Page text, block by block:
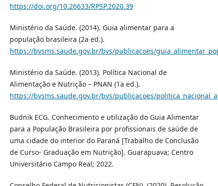
https://doi.org/10.26633/RPSP.2020.39
Ministério da Saúde. (2014). Guia alimentar para a
população brasileira (2a ed.).
https://bvsms.saude.gov.br/bvs/publicacoes/
Ministério da Saúde. (2013). Política Nacional de
Alimentação e Nutrição – PNAN (1a ed.).
https://bvsms.saude.gov.br/bvs/publicacoes/
Budnik ECG. Conhecimento e utilização do Guia Alimentar
para a População Brasileira por profissionais de saúde de
uma cidade do interior do Paraná [Trabalho de Conclusão
de Curso- Graduação em Nutrição]. Guarapuava; Centro
Universitário Campo Real; 2022.